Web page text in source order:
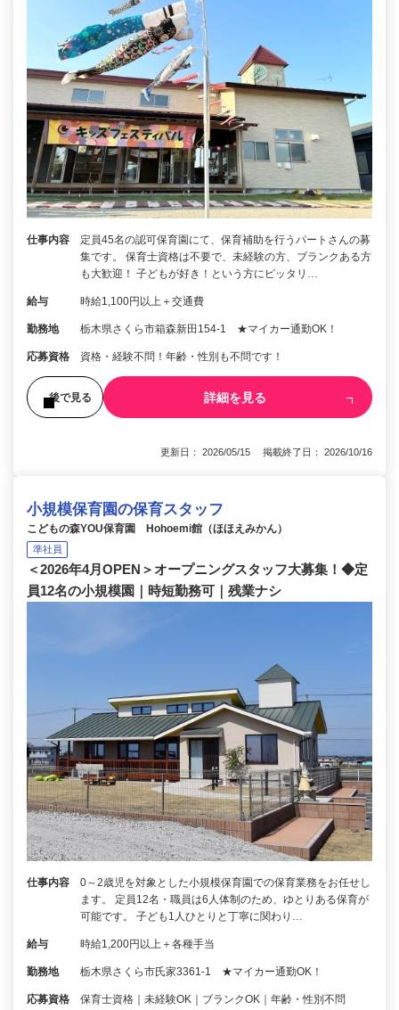
仕事内容
定員45名の認可保育園にて、保育補助を行うパートさんの募
集です。 保育士資格は不要で、未経験の方、ブランクある方
も大歓迎！ 子どもが好き！という方にピッタリ…
給与 時給1,100円以上＋交通費
勤務地 栃木県さくら市箱森新田154‐1 ★マイカー通勤OK！
応募資格 資格・経験不問！年齢・性別も不問です！
後で見る 詳細を見る
更新日： 2026/05/15 掲載終了日： 2026/10/16
小規模保育園の保育スタッフ
こどもの森YOU保育園 Hohoemi館（ほほえみかん）
準社員
＜2026年4月OPEN＞オープニングスタッフ大募集！◆定
員12名の小規模園｜時短勤務可｜残業ナシ
仕事内容
0～2歳児を対象とした小規模保育園での保育業務をお任せし
ます。 定員12名・職員は6人体制のため、ゆとりある保育が
可能です。 子ども1人ひとりと丁寧に関わり…
給与 時給1,200円以上＋各種手当
勤務地 栃木県さくら市氏家3361‐1 ★マイカー通勤OK！
応募資格 保育士資格｜未経験OK｜ブランクOK｜年齢・性別不問